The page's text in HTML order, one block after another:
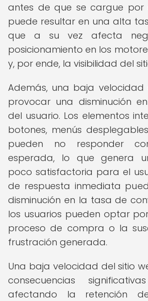
antes de que se cargue por
puede resultar en una alta
que a su vez afecta
posicionamiento en los
y, por ende, la visibilidad del
Además, una baja velocidad
provocar una disminución
del usuario. Los elementos
botones, menús
pueden no responder
esperada, lo que genera
poco satisfactoria para el
de respuesta inmediata
disminución en la tasa de
los usuarios pueden optar
proceso de compra o la
frustración generada.
Una baja velocidad del sitio
consecuencias
afectando la retención